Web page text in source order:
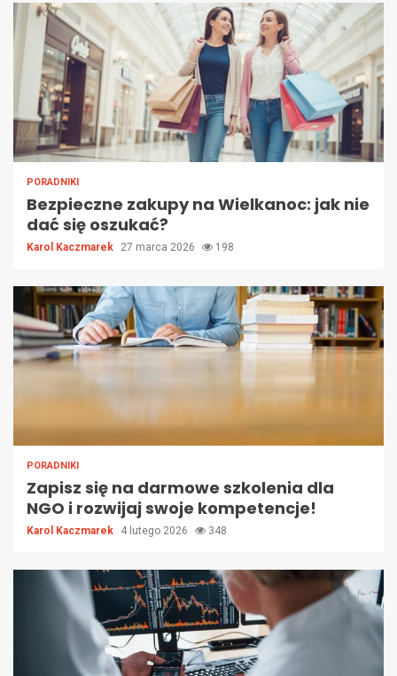
PORADNIKI
Bezpieczne zakupy na Wielkanoc: jak nie
dać się oszukać?
Karol Kaczmarek 27 marca 2026 198
PORADNIKI
Zapisz się na darmowe szkolenia dla
NGO i rozwijaj swoje kompetencje!
Karol Kaczmarek 4 lutego 2026 348